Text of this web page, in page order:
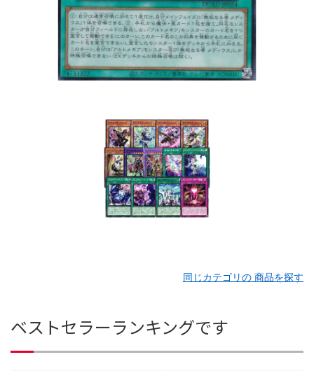
同じカテゴリの 商品を探す
ベストセラーランキングです